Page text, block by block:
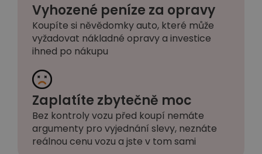
Vyhozené peníze za opravy
Koupíte si něvědomky auto, které může
vyžadovat nákladné opravy a investice
ihned po nákupu
Zaplatíte zbytečně moc
Bez kontroly vozu před koupí nemáte
argumenty pro vyjednání slevy, neznáte
reálnou cenu vozu a jste v tom sami